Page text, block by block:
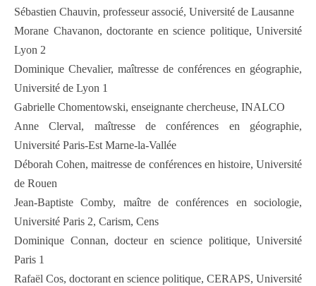
Sébastien Chauvin, professeur associé, Université de Lausanne
Morane Chavanon, doctorante en science politique, Université
Lyon 2
Dominique Chevalier, maîtresse de conférences en géographie,
Université de Lyon 1
Gabrielle Chomentowski, enseignante chercheuse, INALCO
Anne Clerval, maîtresse de conférences en géographie,
Université Paris-Est Marne-la-Vallée
Déborah Cohen, maitresse de conférences en histoire, Université
de Rouen
Jean-Baptiste Comby, maître de conférences en sociologie,
Université Paris 2, Carism, Cens
Dominique Connan, docteur en science politique, Université
Paris 1
Rafaël Cos, doctorant en science politique, CERAPS, Université